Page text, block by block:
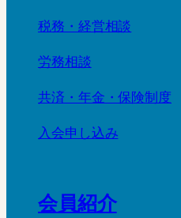
税務・経営相談
労務相談
共済・年金・保険制度
入会申し込み
会員紹介